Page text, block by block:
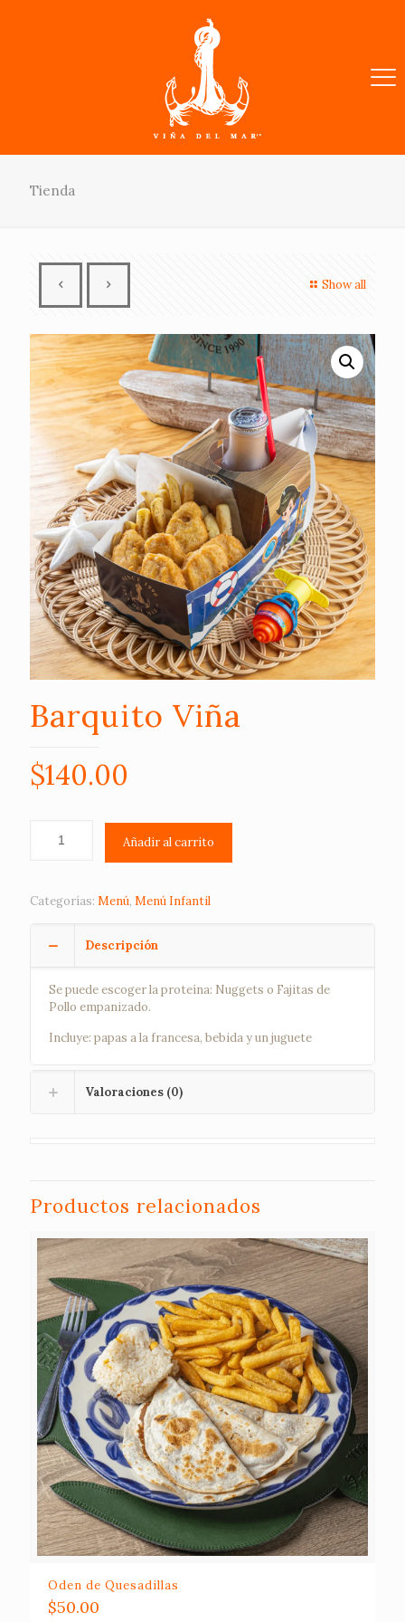
Tienda
Show all
Barquito Viña
$140.00
Añadir al carrito
Categorías: Menú, Menú Infantil
Descripción
Se puede escoger la proteína: Nuggets o Fajitas de
Pollo empanizado.
Incluye: papas a la francesa, bebida y un juguete
Valoraciones (0)
Productos relacionados
Oden de Quesadillas
$50.00